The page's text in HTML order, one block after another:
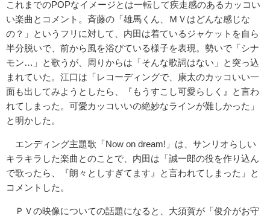
これま でのPOPなイメージとは一転して疾走感のあるカッコい
い楽曲と コメント。斉藤の「雄馬くん、ＭＶはどんな感じな
の？」というフ リに対して、内田は着ているジャケットを自ら
半分脱いで、前から 風を浴びている様子を表現。勢いで「シナ
モン…」と歌うが、
周りからは「そんな歌詞はない」と突っ込
まれていた。江口は「レコーディングで、康太のカッコいい一
面も出してみようとしたら
、『もうすこし可愛らしく』と言わ
れてしまった。可愛カッコいいの絶妙なラインが難しかった」
と明かした。
エンディング主題歌「Now on dream!」は、サンリオらしい
キラキラした楽曲とのことで、 内田は「誠一郎の役を作り込ん
で歌ったら、『朗々としすぎてます 』と言われてしまった」と
コメントした。
ＰＶの映像についての話題になると、大須賀が「俊介がお守